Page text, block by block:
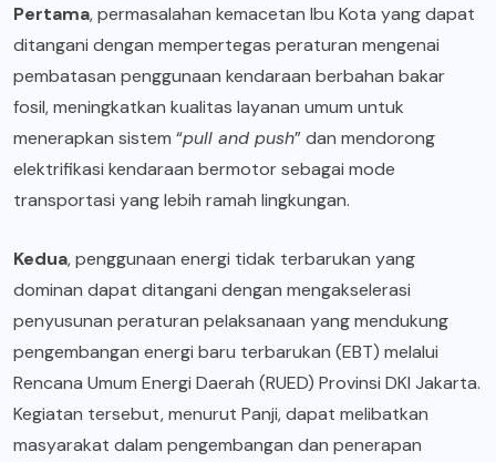
Pertama, permasalahan kemacetan Ibu Kota yang dapat
ditangani dengan mempertegas peraturan mengenai
pembatasan penggunaan kendaraan berbahan bakar
fosil, meningkatkan kualitas layanan umum untuk
menerapkan sistem “pull and push” dan mendorong
elektrifikasi kendaraan bermotor sebagai mode
transportasi yang lebih ramah lingkungan.
Kedua, penggunaan energi tidak terbarukan yang
dominan dapat ditangani dengan mengakselerasi
penyusunan peraturan pelaksanaan yang mendukung
pengembangan energi baru terbarukan (EBT) melalui
Rencana Umum Energi Daerah (RUED) Provinsi DKI Jakarta.
Kegiatan tersebut, menurut Panji, dapat melibatkan
masyarakat dalam pengembangan dan penerapan